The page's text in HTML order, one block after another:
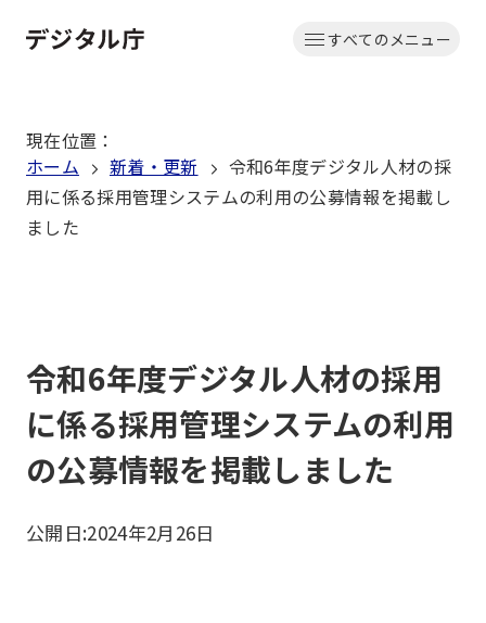
文
動
すべてのメニュー
現在位置 ：
ホーム
新着・更新
令和6年度デジタル人材の採
用に係る採用管理システムの利用の公募情報を掲載し
ました
令和6年度デジタル人材の採用
に係る採用管理システムの利用
の公募情報を掲載しました
公開日:2024年2月26日